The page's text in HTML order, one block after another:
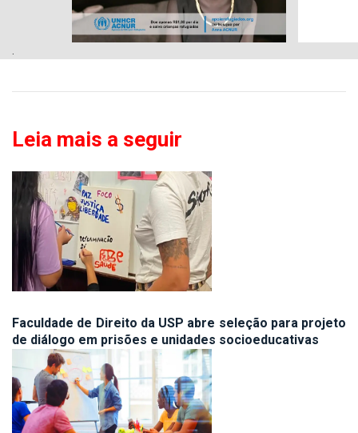
Leia mais a seguir
Faculdade de Direito da USP abre seleção para projeto
de diálogo em prisões e unidades socioeducativas